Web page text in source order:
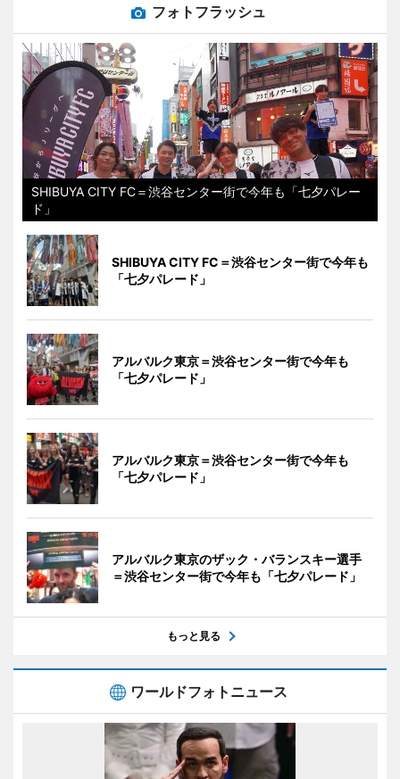
フォトフラッシュ
SHIBUYA CITY FC＝渋谷センター街で今年も「七夕パレー
ド」
SHIBUYA CITY FC＝渋谷センター街で今年も
「七夕パレード」
アルバルク東京＝渋谷センター街で今年も
「七夕パレード」
アルバルク東京＝渋谷センター街で今年も
「七夕パレード」
アルバルク東京のザック・バランスキー選手
＝渋谷センター街で今年も「七夕パレード」
もっと見る
ワールドフォトニュース